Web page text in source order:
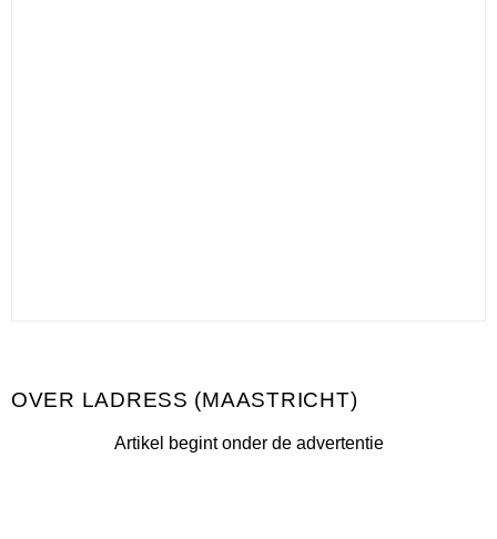
LADRESS (MAASTRICHT)
Artikel begint onder de advertentie